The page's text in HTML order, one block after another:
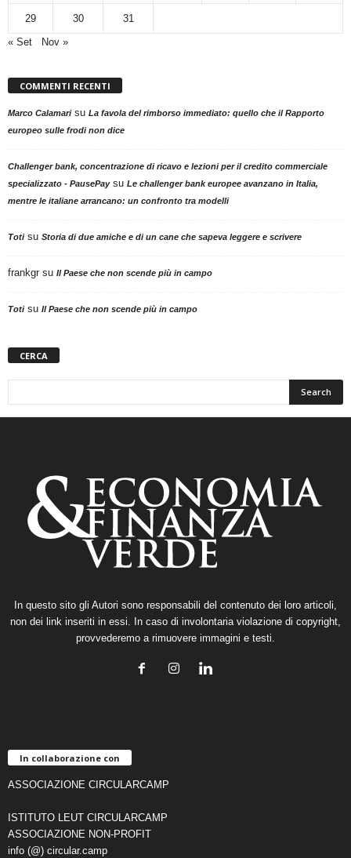
29 30
31
« Set
Nov »
COMMENTI RECENTI
Marco Calamarisu La favola del rimborso immediato: quello che il Rapporto
europeo sulle frodi non dice
Challenger bank, concentrazione di ricavo e lezioni per il credito commerciale
specializzato - PausePaysu Le challenger bank europee avanzano in Italia,
mentre le italiane arrancano: un confronto tra modelli
Totisu Storia di due amiche e di un cane che sapeva leggere e scrivere
frankgr su Il Paese che non scende più in campo
Totisu Il Paese che non scende più in campo
CERCA
In questo sito gli Autori sono responsabili del contenuto dei loro articoli,
non dei link inseriti in essi. In caso di involontaria violazione di copyright,
provvederemo a rimuovere immagini e testi.
In collaborazione con
ASSOCIAZIONE CIRCULARCAMP
ISTITUTO LEUT CIRCULARCAMP
ASSOCIAZIONE NON-PROFIT
info (@) circular.camp